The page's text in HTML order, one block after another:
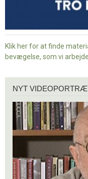
Klik her for at finde
bevægelse, som vi
videoportræt
NYT